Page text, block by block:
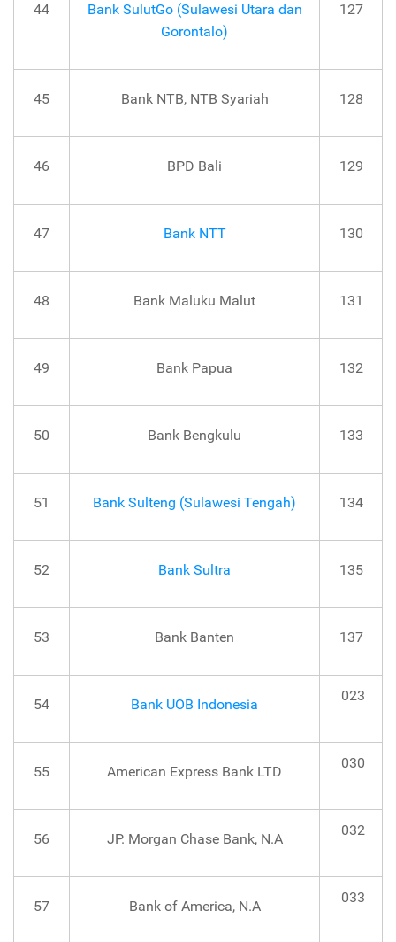
44
Bank SulutGo (Sulawesi Utara dan
Gorontalo)
127
45 Bank NTB, NTB Syariah 128
46 BPD Bali 129
47 Bank NTT 130
48 Bank Maluku Malut 131
49 Bank Papua 132
50 Bank Bengkulu 133
51 Bank Sulteng (Sulawesi Tengah) 134
52 Bank Sultra 135
53 Bank Banten 137
54 Bank UOB Indonesia
023
55 American Express Bank LTD
030
56 JP. Morgan Chase Bank, N.A
032
57 Bank of America, N.A
033